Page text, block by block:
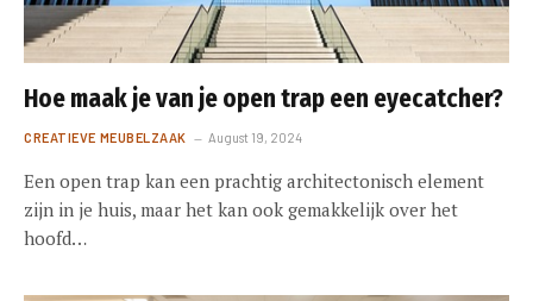
Hoe maak je van je open trap een eyecatcher?
CREATIEVE MEUBELZAAK August 19, 2024
Een open trap kan een prachtig architectonisch element
zijn in je huis, maar het kan ook gemakkelijk over het
hoofd…